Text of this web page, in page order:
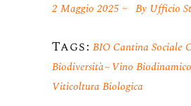
2 Maggio 2025 By Ufficio
Tags: BIO Cantina Sociale
Biodiversità Vino Biodinamico
Viticoltura Biologica